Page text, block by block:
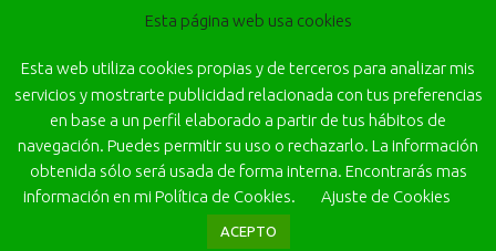
Esta página web usa cookies
Esta web utiliza cookies propias y de terceros para analizar mis
servicios y mostrarte publicidad relacionada con tus preferencias
en base a un perfil elaborado a partir de tus hábitos de
navegación. Puedes permitir su uso o rechazarlo. La información
obtenida sólo será usada de forma interna. Encontrarás mas
información en mi Política de Cookies.
Ajuste de Cookies
ACEPTO